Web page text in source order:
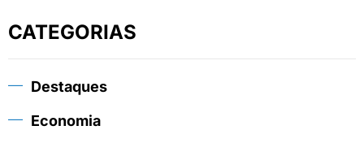
CATEGORIAS
Destaques
Economia